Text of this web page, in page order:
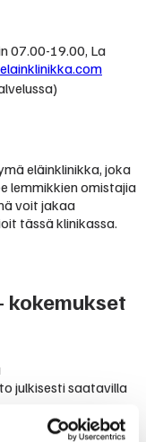
07.00-19.00, La
eläinklinikka, joka
lemmikkien omistajia
voit jakaa
tässä klinikassa.
julkisesti saatavilla
perustuvat